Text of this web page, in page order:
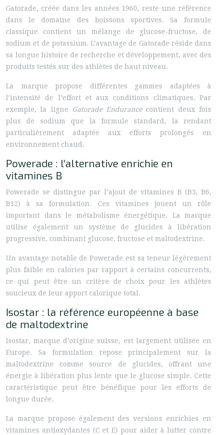
Gatorade, créée dans les années 1960, reste une référence
dans le domaine des boissons sportives. Sa formule
classique contient un mélange de glucose-fructose, de
sodium et de potassium. L’avantage de Gatorade réside dans
sa longue histoire de recherche et développement, avec des
produits testés sur des athlètes de haut niveau.
La marque propose différentes gammes adaptées à
l’intensité de l’effort et aux conditions climatiques. Par
exemple, la ligne
Gatorade Endurance contient deux fois
plus de sodium que la formule standard, la rendant
particulièrement adaptée aux efforts prolongés en
environnement chaud.
Powerade : l’alternative enrichie en
vitamines B
Powerade se distingue par l’ajout de vitamines B (B3, B6,
B12) à sa formulation. Ces vitamines jouent un rôle
important dans le métabolisme énergétique. La marque
utilise également un système de glucides à libération
progressive, combinant glucose, fructose et maltodextrine.
Un avantage notable de Powerade est sa teneur légèrement
plus faible en calories par rapport à certains concurrents,
ce qui peut être un critère de choix pour les athlètes
soucieux de leur apport calorique total.
Isostar : la référence européenne à base
de maltodextrine
Isostar, marque d’origine suisse, est largement utilisée en
Europe. Sa formulation repose principalement sur la
maltodextrine comme source de glucides, offrant une
énergie à libération plus lente que le glucose simple. Cette
caractéristique peut être bénéfique pour les efforts de
longue durée.
La marque propose également des versions enrichies en
vitamines antioxydantes (C et E) pour aider à lutter contre